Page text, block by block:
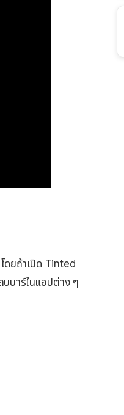
โดยถ้าเปิด Tinted
บาร์ในแอปต่าง ๆ